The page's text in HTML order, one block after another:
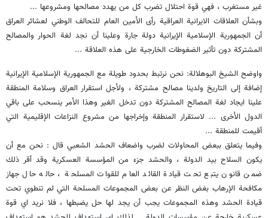
غير مستغرب ، فهي قوة احتلال تضرب كل من يهدد مصالحها ومشروعها ...
وبشأن العلاقات الايرانية العراقية رأى الأمين العام للتحالف الوطني لعشائر العراق
أن الجمهورية الإسلامية الإيرانية دولة جارة وعلينا أن نجد لغة الحوار والمصالح
المشتركة دون تأثير الضغوطات الخارجية على هذه العلاقة ...
واوضح الشيخ البوهلالة: نحن نرتبط بحدود طويلة مع الجمهورية الإسلامية الإيرانية
إضافة إلى التاريخ ولدينا مصالح مشتركة ، ولأجل استقرار العراق وسلامة المنطقة
علينا ايجاد لغة المصالح المشتركة دون تدخل الغير وهذا الأمر ينسحب على باقي
الدول الأخرى ... لاستقرار المنطقة وإخراجها من مشروع النزاعات الإقليمية التي
أقيمت للمنطقة ...
وفيما يتعلق ببعض المحاولات لضرب واضعاف الحشد الشعبي قال : نحن مع أن
يكون السلاح بيد الدولة ، والحشد جزء من المؤسسة العسكرية وقد أقر ذلك
ضمن قانون يتبع تحت قيادة القائد العام للقوات المسلحة ، حاله حال جهاز
مكافحة الإرهاب بغض النظر عن بعض المجموعات المسلحة التي لم تنطوي تحت
قيادة الحشد وهذه المجموعات يجب أن يجد لها حل يضبطها ، فلا نريد اي قوة